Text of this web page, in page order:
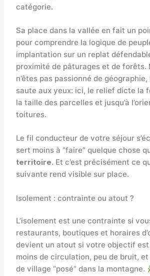
catégorie.
Sa place dans la vallée en fait un
pour comprendre la logique de
implantation sur un replat
proximité de pâturages et de forêts.
n’êtes pas passionné de géographie,
saute aux yeux: ici, le relief dicte la
la taille des parcelles et jusqu’à
toitures.
Le fil conducteur de votre séjour
sert moins à “faire” quelque chose
territoire. Et c’est précisément ce
suivante rend visible sur place.
Isolement : contrainte ou atout ?
L’isolement est une contrainte si
restaurants, boutiques et horaires
devient un atout si votre objectif est
moins de circulation, peu de bruit,
de village “posé” dans la montagne.